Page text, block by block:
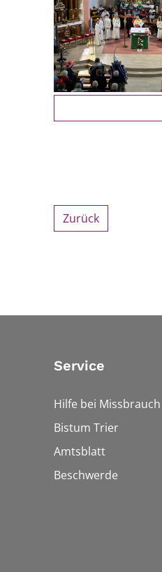
Zurück
Service
Hilfe bei Missbrauch
Bistum Trier
Amtsblatt
Beschwerde